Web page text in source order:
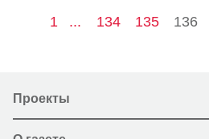
1 ... 134 135 136
Проекты